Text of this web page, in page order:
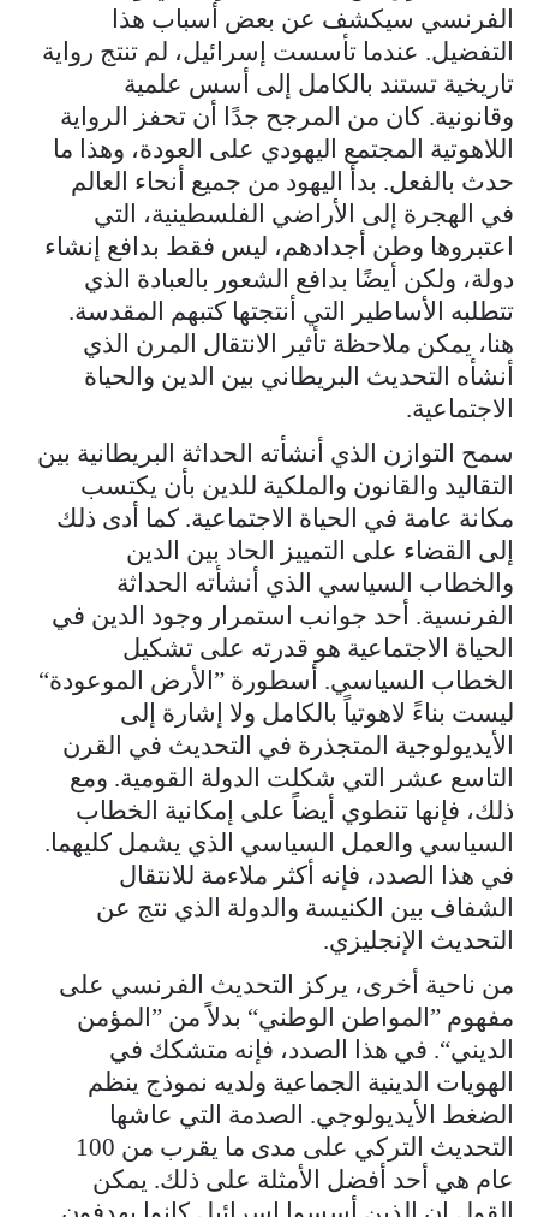
الفرنسي سيكشف عن بعض أسباب هذا
التفضيل. عندما تأسست إسرائيل، لم تنتج رواية
تاريخية تستند بالكامل إلى أسس علمية
وقانونية. كان من المرجح جدًا أن تحفز الرواية
اللاهوتية المجتمع اليهودي على العودة، وهذا ما
حدث بالفعل. بدأ اليهود من جميع أنحاء العالم
في الهجرة إلى الأراضي الفلسطينية، التي
اعتبروها وطن أجدادهم، ليس فقط بدافع إنشاء
دولة، ولكن أيضًا بدافع الشعور بالعبادة الذي
تتطلبه الأساطير التي أنتجتها كتبهم المقدسة.
هنا، يمكن ملاحظة تأثير الانتقال المرن الذي
أنشأه التحديث البريطاني بين الدين والحياة
الاجتماعية.
سمح التوازن الذي أنشأته الحداثة البريطانية بين
التقاليد والقانون والملكية للدين بأن يكتسب
مكانة عامة في الحياة الاجتماعية. كما أدى ذلك
إلى القضاء على التمييز الحاد بين الدين
والخطاب السياسي الذي أنشأته الحداثة
الفرنسية. أحد جوانب استمرار وجود الدين في
الحياة الاجتماعية هو قدرته على تشكيل
الخطاب السياسي. أسطورة ”الأرض الموعودة“
ليست بناءً لاهوتياً بالكامل ولا إشارة إلى
الأيديولوجية المتجذرة في التحديث في القرن
التاسع عشر التي شكلت الدولة القومية. ومع
ذلك، فإنها تنطوي أيضاً على إمكانية الخطاب
السياسي والعمل السياسي الذي يشمل كليهما.
في هذا الصدد، فإنه أكثر ملاءمة للانتقال
الشفاف بين الكنيسة والدولة الذي نتج عن
التحديث الإنجليزي.
من ناحية أخرى، يركز التحديث الفرنسي على
مفهوم ”المواطن الوطني“ بدلاً من ”المؤمن
الديني“. في هذا الصدد، فإنه متشكك في
الهويات الدينية الجماعية ولديه نموذج ينظم
الضغط الأيديولوجي. الصدمة التي عاشها
التحديث التركي على مدى ما يقرب من 100
عام هي أحد أفضل الأمثلة على ذلك. يمكن